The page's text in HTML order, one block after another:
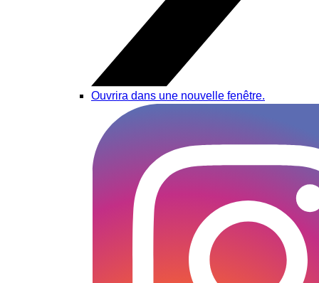
Ouvrira dans une nouvelle fenêtre.